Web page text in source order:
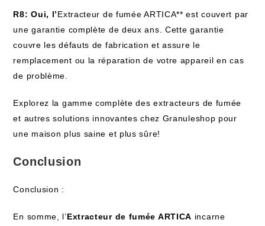
R8: Oui, l’Extracteur de fumée ARTICA** est couvert par
une garantie complète de deux ans. Cette garantie
couvre les défauts de fabrication et assure le
remplacement ou la réparation de votre appareil en cas
de problème.
Explorez la gamme complète des extracteurs de fumée
et autres solutions innovantes chez Granuleshop pour
une maison plus saine et plus sûre!
Conclusion
Conclusion :
En somme, l’Extracteur de fumée ARTICA incarne